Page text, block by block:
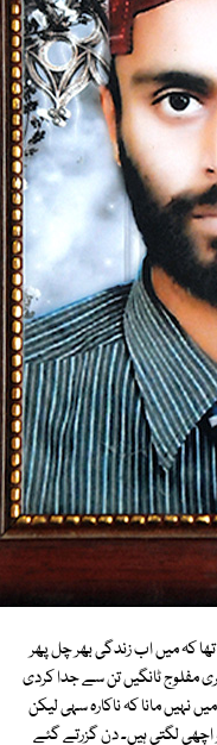
تھا کہ میں اب زندگی بھر چل پھر
مفلوج ٹانگیں تن سے جدا کردی
نہیں مانا کہ ناکارہ سہی لیکن
اچھی لگتی ہیں۔ دن گزرتے گئے